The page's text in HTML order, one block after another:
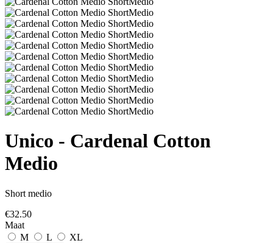
Unico - Cardenal Cotton
Medio
Short medio
€32.50
Maat
M
L XL